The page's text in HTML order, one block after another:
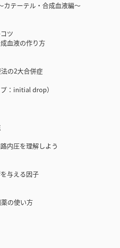
テーテル・合成血液編～
ツ
血液の作り方
の2大合併症
：initial drop）
内圧を理解しよう
与える因子
の使い方